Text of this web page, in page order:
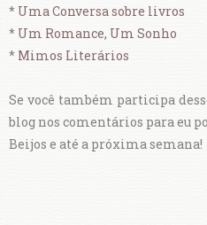
* Uma Conversa sobre livros
* Um Romance, Um Sonho
* Mimos Literários
Se você também participa
blog nos comentários para eu
Beijos e até a próxima semana!